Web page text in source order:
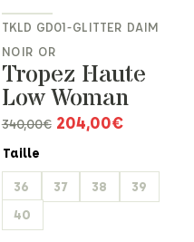
TKLD GD01-GLITTER DAIM
NOIR OR
Tropez Haute
Low Woman
340,00€ 204,00€
Taille
36
37 38
39
40